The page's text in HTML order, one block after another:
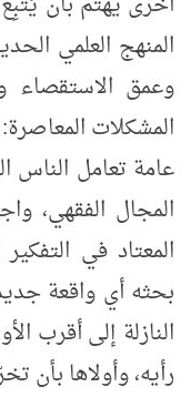
المنهج العلمي
وعمق الاستقصاء
المشكلات
عامة تعامل الناس
المجال الفقهي،
المعتاد في
بحثه أي واقعة
النازلة إلى أقرب
رأيه، وأولاها بأن